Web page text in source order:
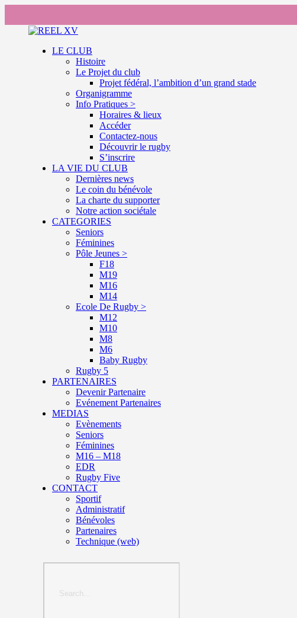
LE CLUB
Histoire
Le Projet du club
Projet fédéral, l’ambition d’un grand stade
Organigramme
Info Pratiques >
Horaires & lieux
Accéder
Contactez-nous
Découvrir le rugby
S’inscrire
LA VIE DU CLUB
Dernières news
Le coin du bénévole
La charte du supporter
Notre action sociétale
CATEGORIES
Seniors
Féminines
Pôle Jeunes >
F18
M19
M16
M14
Ecole De Rugby >
M12
M10
M8
M6
Baby Rugby
Rugby 5
PARTENAIRES
Devenir Partenaire
Evénement Partenaires
MEDIAS
Evènements
Seniors
Féminines
M16 – M18
EDR
Rugby Five
CONTACT
Sportif
Administratif
Bénévoles
Partenaires
Technique (web)